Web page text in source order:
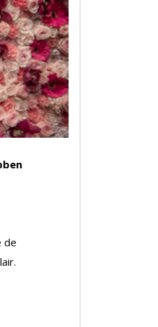
de